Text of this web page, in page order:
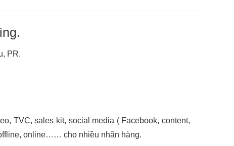
PR.
TVC, sales kit, social media ( Facebook, content,
online…… cho nhiều nhãn hàng.